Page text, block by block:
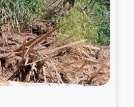
隊の活動
・農業復興支援
興支援